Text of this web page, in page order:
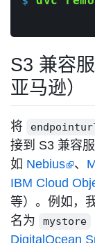
S3 兼容
亚马逊）
将
接到 S3 兼容
如 Nebius 、
IBM Cloud
等）。例如，
名为
mystore
DigitalOcean